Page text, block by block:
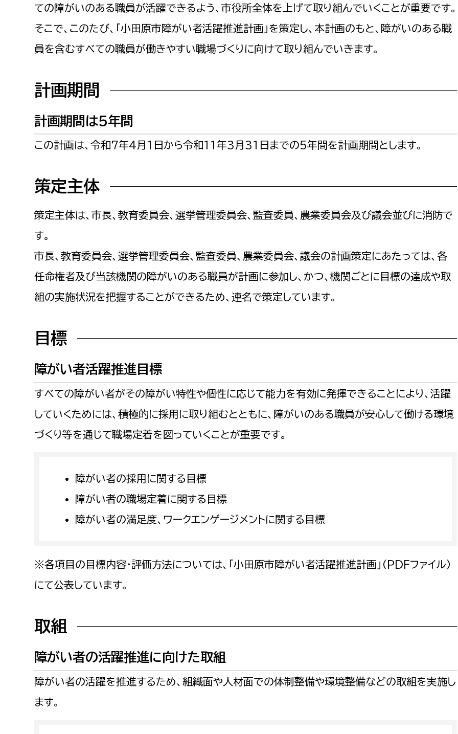
労働者
外国人
ペット
行政経営
消防
市議会
福祉政策課
高齢介護課
障がい福祉課
保険課
健康づくり課
子ども政策課
産業政策課
建設政策課
土木管理課
道水路整備課
みどり公園課
建築課
出納室
患者サポートセンター
病院管理局：施設用度
上下水道局
経営総務課
給排水業務課
水道整備課
下水道整備課
浄水管理課
教育部
保健給食課
教育指導課
選挙管理委員会事務局
農業委員会事務局 議会総務課
ての障がいのある職員が活躍できるよう、市役所全体を上げて取り組んでいくことが重要です。
そこで、このたび、「小田原市障がい者活躍推進計画」を策定し、本計画のもと、障がいのある職
員を含むすべての職員が働きやすい職場づくりに向けて取り組んでいきます。
計画期間
計画期間は５年間
この計画は、令和7年4月1日から令和11年3月31日までの5年間を計画期間とします。
策定主体
策定主体は、市長、教育委員会、選挙管理委員会、監査委員、農業委員会及び議会並びに消防で
す。
市長、教育委員会、選挙管理委員会、監査委員、農業委員会、議会の計画策定にあたっては、各
任命権者及び当該機関の障がいのある職員が計画に参加し、かつ、機関ごとに目標の達成や取
組の実施状況を把握することができるため、連名で策定しています。
目標
障がい者活躍推進目標
すべての障がい者がその障がい特性や個性に応じて能力を有効に発揮できることにより、活躍
していくためには、積極的に採用に取り組むとともに、障がいのある職員が安心して働ける環境
づくり等を通じて職場定着を図っていくことが重要です。
障がい者の採用に関する目標
障がい者の職場定着に関する目標
障がい者の満足度、ワークエンゲージメントに関する目標
※各項目の目標内容・評価方法については、「小田原市障がい者活躍推進計画」（PDFファイル）
にて公表しています。
取組
障がい者の活躍推進に向けた取組
障がい者の活躍を推進するため、組織面や人材面での体制整備や環境整備などの取組を実施し
ます。